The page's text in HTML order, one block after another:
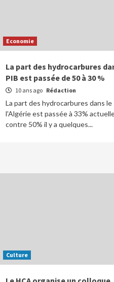
Economie
La part des hydrocarbures
PIB est passée de 50 à 30 %
10 ans ago Rédaction
La part des hydrocarbures dans le
l'Algérie est passée à 33%
contre 50% il y a quelques...
Culture